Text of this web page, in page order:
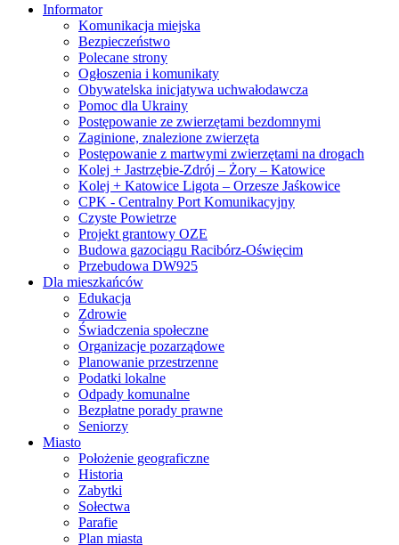
Informator
Komunikacja miejska
Bezpieczeństwo
Polecane strony
Ogłoszenia i komunikaty
Obywatelska inicjatywa uchwałodawcza
Pomoc dla Ukrainy
Postępowanie ze zwierzętami bezdomnymi
Zaginione, znalezione zwierzęta
Postępowanie z martwymi zwierzętami na drogach
Kolej + Jastrzębie-Zdrój – Żory – Katowice
Kolej + Katowice Ligota – Orzesze Jaśkowice
CPK - Centralny Port Komunikacyjny
Czyste Powietrze
Projekt grantowy OZE
Budowa gazociągu Racibórz-Oświęcim
Przebudowa DW925
Dla mieszkańców
Edukacja
Zdrowie
Świadczenia społeczne
Organizacje pozarządowe
Planowanie przestrzenne
Podatki lokalne
Odpady komunalne
Bezpłatne porady prawne
Seniorzy
Miasto
Położenie geograficzne
Historia
Zabytki
Sołectwa
Parafie
Plan miasta